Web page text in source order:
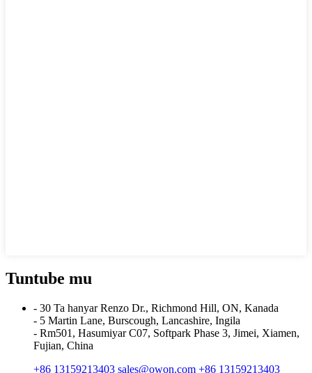
Tuntube mu
- 30 Ta hanyar Renzo Dr., Richmond Hill, ON, Kanada
- 5 Martin Lane, Burscough, Lancashire, Ingila
- Rm501, Hasumiyar C07, Softpark Phase 3, Jimei, Xiamen,
Fujian, China
+86 13159213403 sales@owon.com +86 13159213403